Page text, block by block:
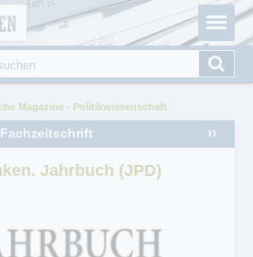
- Das unabhängige Portal für
& eBooks
Magazine - Politikwissenschaft
Fachzeitschrift ››
Jahrbuch (JPD)